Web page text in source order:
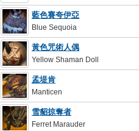
藍色賽夸伊亞
Blue Sequoia
黃色咒術人偶
Yellow Shaman Doll
孟堤肯
Manticen
雪貂掠奪者
Ferret Marauder